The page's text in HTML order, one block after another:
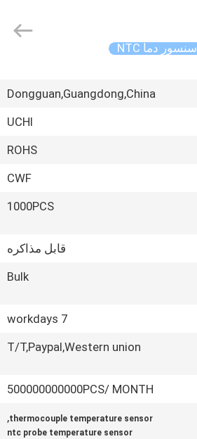
سنسور دما NTC
Dongguan,Guangdong,China
UCHI
ROHS
CWF
1000PCS
قابل مذاکره
Bulk
7 workdays
T/T,Paypal,Western union
500000000000PCS/ MONTH
thermocouple temperature sensor
,
ntc probe temperature sensor